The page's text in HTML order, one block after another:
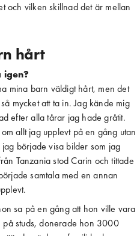
och vilken skillnad det är mellan
hårt
igen?
mina barn väldigt hårt, men det
mycket att ta in. Jag kände mig
efter alla tårar jag hade gråtit.
allt jag upplevt på en gång utan
började visa bilder som jag
Tanzania stod Carin och tittade
samtala med en annan
sa på en gång att hon ville vara
studs, donerade hon 3000